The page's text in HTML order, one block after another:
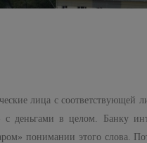
лица с соответствующей
с деньгами в целом. Банку
понимании этого слова.